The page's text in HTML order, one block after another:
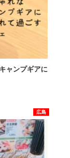
ャンプギアに
広島